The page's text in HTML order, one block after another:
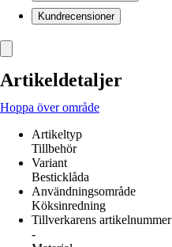
Kundrecensioner
Artikeldetaljer
Hoppa över område
Artikeltyp
Tillbehör
Variant
Besticklåda
Användningsområde
Köksinredning
Tillverkarens artikelnummer
-